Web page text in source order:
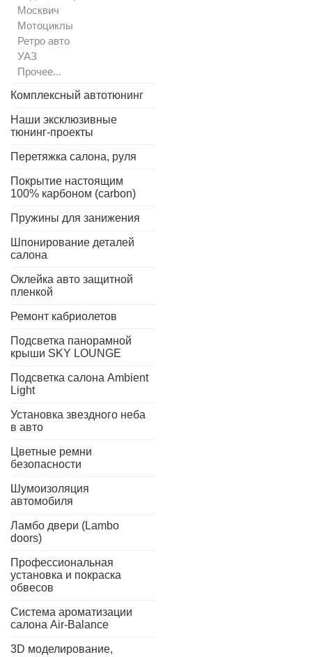
Москвич
Мотоциклы
Ретро авто
УАЗ
Прочее...
Комплексный автотюнинг
Наши эксклюзивные
тюнинг-проекты
Перетяжка салона, руля
Покрытие настоящим
100% карбоном (carbon)
Пружины для занижения
Шпонирование деталей
салона
Оклейка авто защитной
пленкой
Ремонт кабриолетов
Подсветка панорамной
крыши SKY LOUNGE
Подсветка салона Ambient
Light
Установка звездного неба
в авто
Цветные ремни
безопасности
Шумоизоляция
автомобиля
Ламбо двери (Lambo
doors)
Профессиональная
установка и покраска
обвесов
Система ароматизации
салона Air-Balance
3D моделирование,